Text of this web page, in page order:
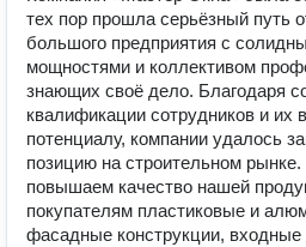
тех пор прошла серьёзный путь
большого предприятия с
мощностями и коллективом
знающих своё дело. Благодаря
квалификации сотрудников и их
потенциалу, компании удалось
позицию на строительном
повышаем качество нашей
покупателям пластиковые и
фасадные конструкции, входные